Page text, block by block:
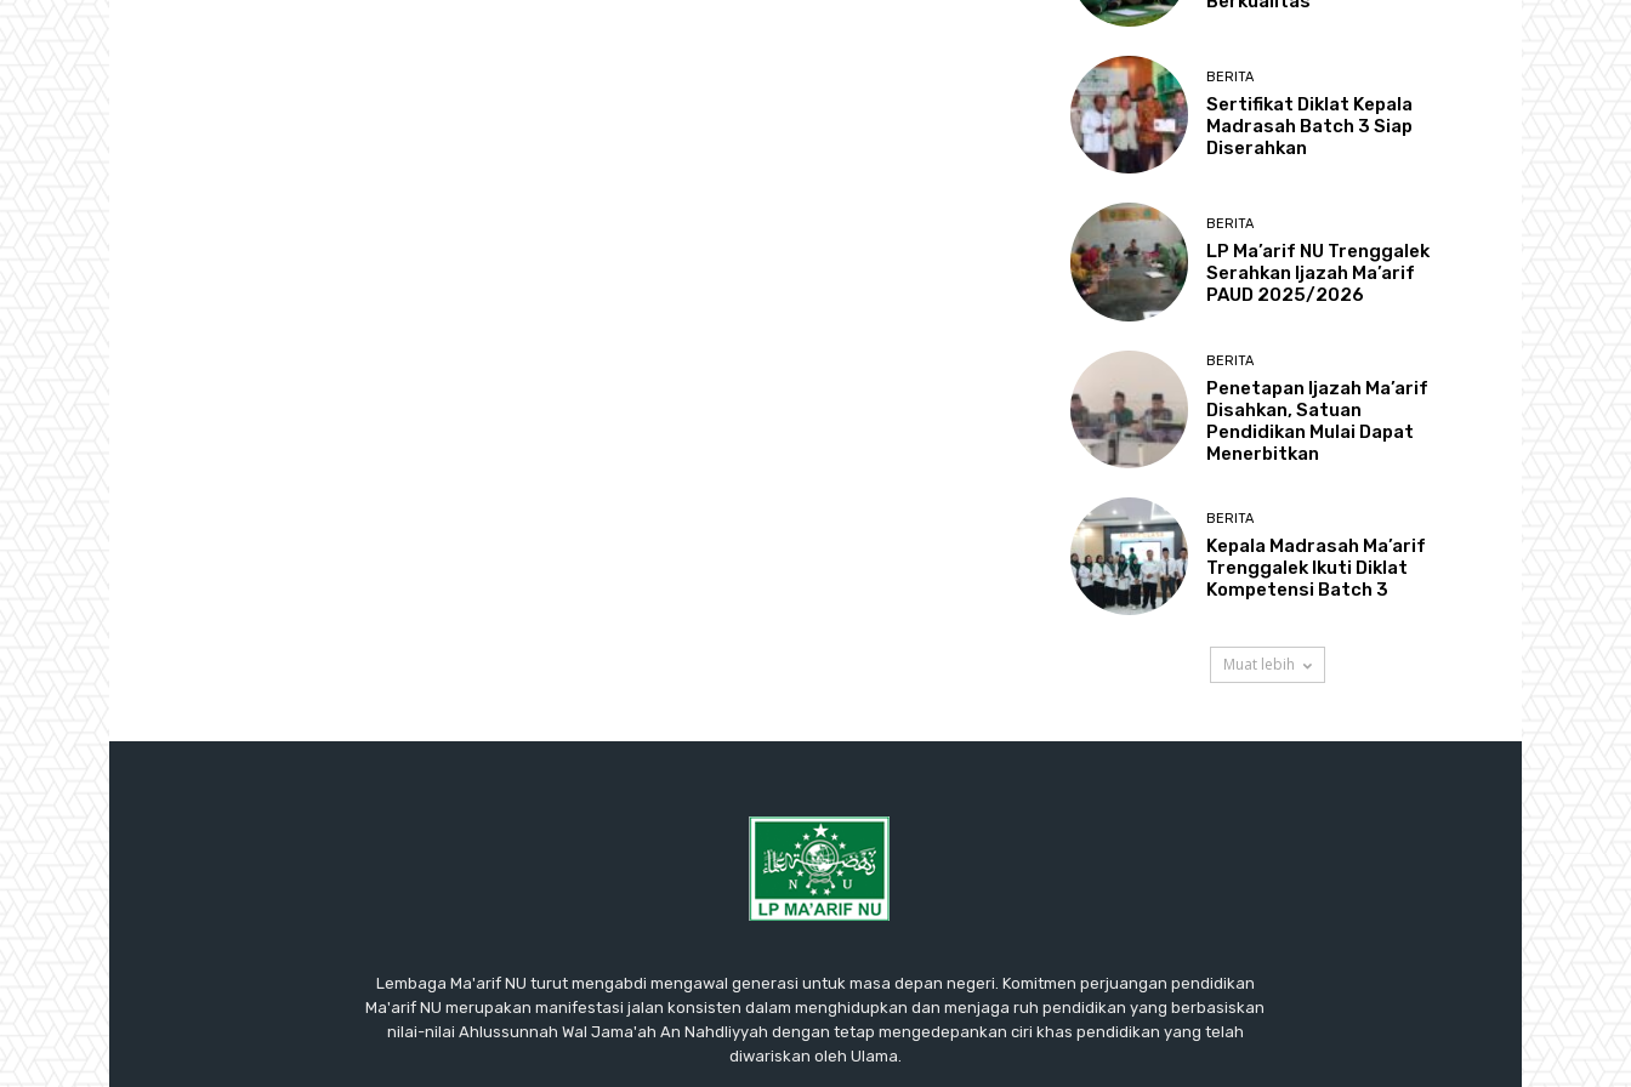
BERITA
Sertifikat Diklat Kepala
Madrasah Batch 3 Siap
Diserahkan
BERITA
LP Ma’arif NU Trenggalek
Serahkan Ijazah Ma’arif
PAUD 2025/2026
BERITA
Penetapan Ijazah Ma’arif
Disahkan, Satuan
Pendidikan Mulai Dapat
Menerbitkan
BERITA
Kepala Madrasah Ma’arif
Trenggalek Ikuti Diklat
Kompetensi Batch 3
Muat lebih
Lembaga Ma'arif NU turut mengabdi mengawal generasi untuk masa depan negeri. Komitmen perjuangan pendidikan
Ma'arif NU merupakan manifestasi jalan konsisten dalam menghidupkan dan menjaga ruh pendidikan yang berbasiskan
nilai-nilai Ahlussunnah Wal Jama'ah An Nahdliyyah dengan tetap mengedepankan ciri khas pendidikan yang telah
diwariskan oleh Ulama.